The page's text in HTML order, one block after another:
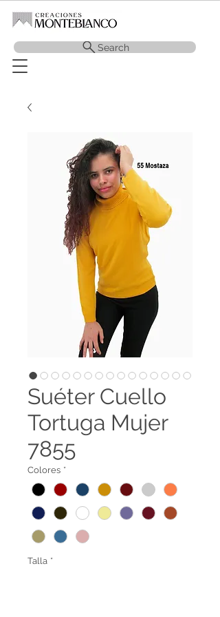
Search
Suéter Cuello
Tortuga Mujer
7855
Colores *
Talla *